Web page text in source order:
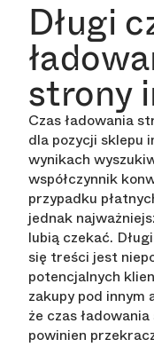
Długi
strony
Czas ładowania
dla pozycji sklepu
wynikach
współczynnik
przypadku
jednak
lubią czekać.
się treści jest
potencjalnych
zakupy pod
że czas
powinien